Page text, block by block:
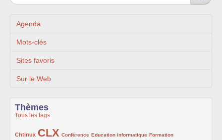
Agenda
Mots-clés
Sites favoris
Sur le Web
Thèmes
Tous les tags
Chtinux
222/1002CLX
1002/1002 Conférence
132/1002 Education informatique
119/1002 Formation
168/1002